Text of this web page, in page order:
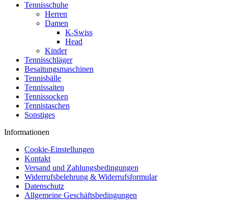
Tennisschuhe
Herren
Damen
K-Swiss
Head
Kinder
Tennisschläger
Besaitungsmaschinen
Tennisbälle
Tennissaiten
Tennissocken
Tennistaschen
Sonstiges
Informationen
Cookie-Einstellungen
Kontakt
Versand und Zahlungsbedingungen
Widerrufsbelehrung & Widerrufsformular
Datenschutz
Allgemeine Geschäftsbedingungen